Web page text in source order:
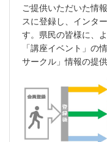
ご提供いただいた情
スに登録し、インタ
す。県民の皆様に、
「講座イベント」の
サークル」情報の提